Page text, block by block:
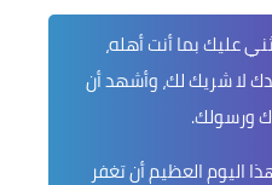
عليك بما أنت أهله،
لا شريك لك، وأشهد أن
ورسولك.
اليوم العظيم أن تغفر